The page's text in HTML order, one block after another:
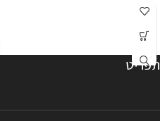
לתליה. מגיע עם 2 רצועות חיבור
תפריט